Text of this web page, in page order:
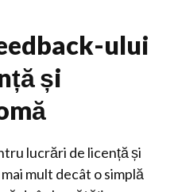
ului
și
lucrări de licență și
mult decât o simplă